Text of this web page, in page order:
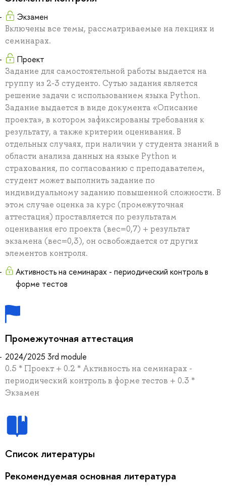
Экзамен
Включены все темы, рассматриваемые на лекциях и
семинарах.
Проект
Задание для самостоятельной работы выдается на
группу из 2-3 студенто. Сутью задания является
решение задачи с использованием языка Python.
Задание выдается в виде документа «Описание
проекта», в котором зафиксированы требования к
результату, а также критерии оценивания. В
отдельных случаях, при наличии у студента знаний в
области анализа данных на языке Python и
страхования, по согласованию с преподавателем,
студент может выполнить задание по
индивидуальному заданию повышенной сложности. В
этом случае оценка за курс (промежуточная
аттестация) проставляется по результатам
оценивания его проекта (вес=0,7) + результат
экзамена (вес=0,3), он освобождается от других
элементов контроля.
Активность на семинарах - периодический контроль в
форме тестов
Промежуточная аттестация
2024/2025 3rd module
0.5 * Проект + 0.2 * Активность на семинарах -
периодический контроль в форме тестов + 0.3 *
Экзамен
Список литературы
Рекомендуемая основная литература